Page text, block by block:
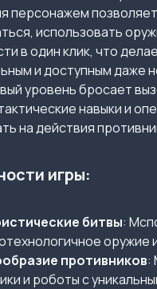
персонажем
использовать
в один клик, что
и доступным даже
уровень бросает
навыки и
на действия
игры:
битвы:
оружие
противников:
и роботы с